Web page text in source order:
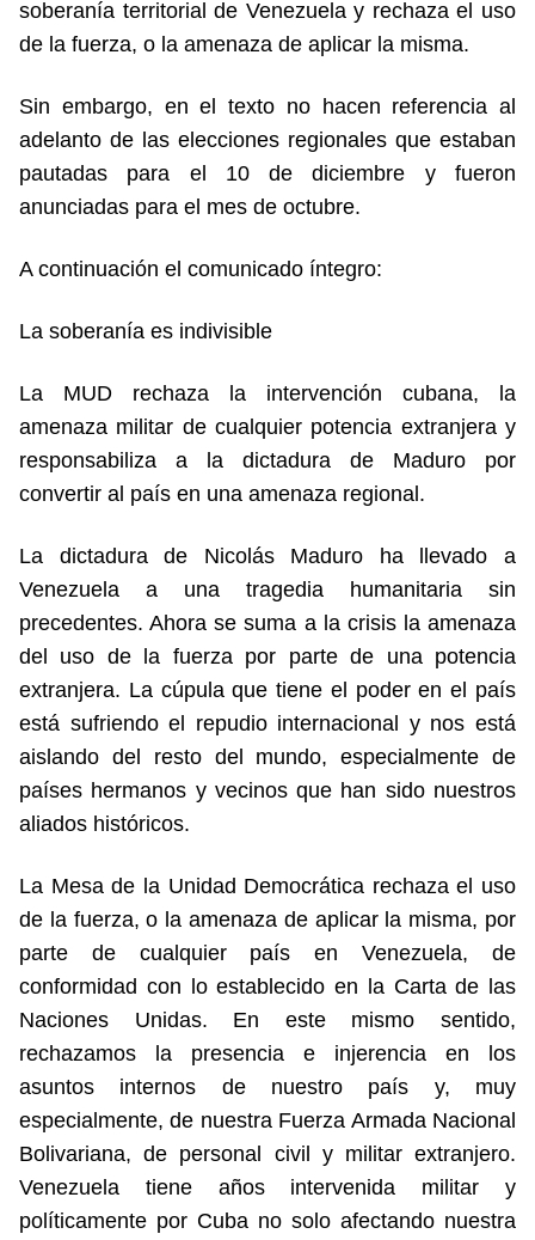
soberanía territorial de Venezuela y rechaza el uso
de la fuerza, o la amenaza de aplicar la misma.
Sin embargo, en el texto no hacen referencia al
adelanto de las elecciones regionales que estaban
pautadas para el 10 de diciembre y fueron
anunciadas para el mes de octubre.
A continuación el comunicado íntegro:
La soberanía es indivisible
La MUD rechaza la intervención cubana, la
amenaza militar de cualquier potencia extranjera y
responsabiliza a la dictadura de Maduro por
convertir al país en una amenaza regional.
La dictadura de Nicolás Maduro ha llevado a
Venezuela a una tragedia humanitaria sin
precedentes. Ahora se suma a la crisis la amenaza
del uso de la fuerza por parte de una potencia
extranjera. La cúpula que tiene el poder en el país
está sufriendo el repudio internacional y nos está
aislando del resto del mundo, especialmente de
países hermanos y vecinos que han sido nuestros
aliados históricos.
La Mesa de la Unidad Democrática rechaza el uso
de la fuerza, o la amenaza de aplicar la misma, por
parte de cualquier país en Venezuela, de
conformidad con lo establecido en la Carta de las
Naciones Unidas. En este mismo sentido,
rechazamos la presencia e injerencia en los
asuntos internos de nuestro país y, muy
especialmente, de nuestra Fuerza Armada Nacional
Bolivariana, de personal civil y militar extranjero.
Venezuela tiene años intervenida militar y
políticamente por Cuba no solo afectando nuestra